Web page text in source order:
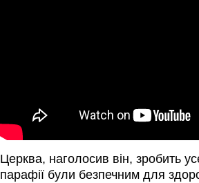
Церква, наголосив він, зробить
парафії були безпечним для